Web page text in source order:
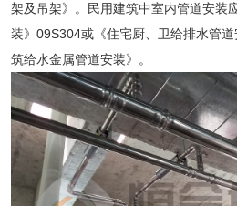
架及吊架》。民用建筑中室内管道安装
装》09S304或《住宅厨、卫给排水管
筑给水金属管道安装》。